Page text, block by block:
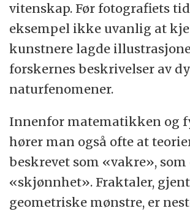
vitenskap. Før fotografiets
eksempel ikke uvanlig at
kunstnere lagde
forskernes beskrivelser av
naturfenomener.
Innenfor matematikken og
hører man også ofte at
beskrevet som «vakre»,
«skjønnhet». Fraktaler,
geometriske mønstre, er